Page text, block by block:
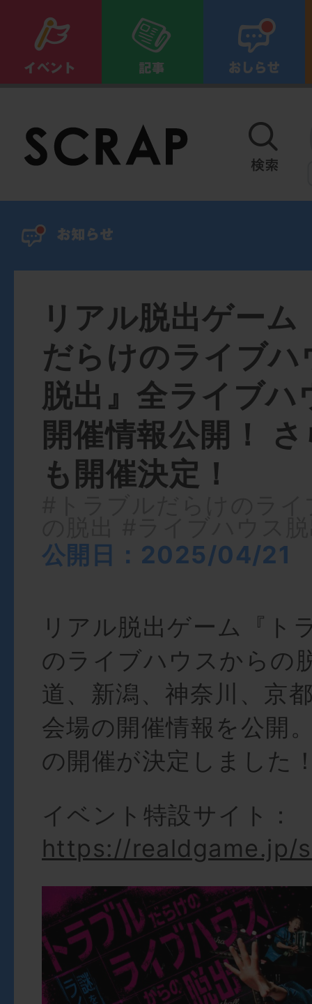
リアル脱出ゲー
だらけのライブ
脱出』全ライブハ
開催情報公開！
も開催決定！
公開日：2025/04/21
リアル脱出ゲーム『ト
のライブハウスからの
道、新潟、神奈川、京
会場の開催情報を公開
の開催が決定しました
イベント特設サイト：
https://realdgame.jp/